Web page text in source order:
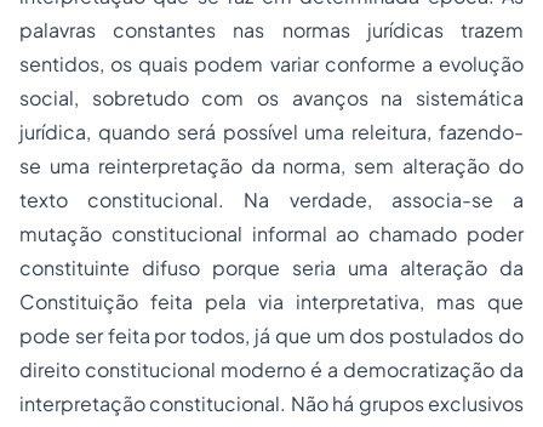
palavras constantes nas normas jurídicas trazem
sentidos, os quais podem variar conforme a evolução
social, sobretudo com os avanços na sistemática
jurídica, quando será possível uma releitura, fazendo-
se uma reinterpretação da norma, sem alteração do
texto constitucional. Na verdade, associa-se a
mutação constitucional informal ao chamado poder
constituinte difuso porque seria uma alteração da
Constituição feita pela via interpretativa, mas que
pode ser feita por todos, já que um dos postulados do
direito constitucional moderno é a democratização da
interpretação constitucional. Não há grupos exclusivos